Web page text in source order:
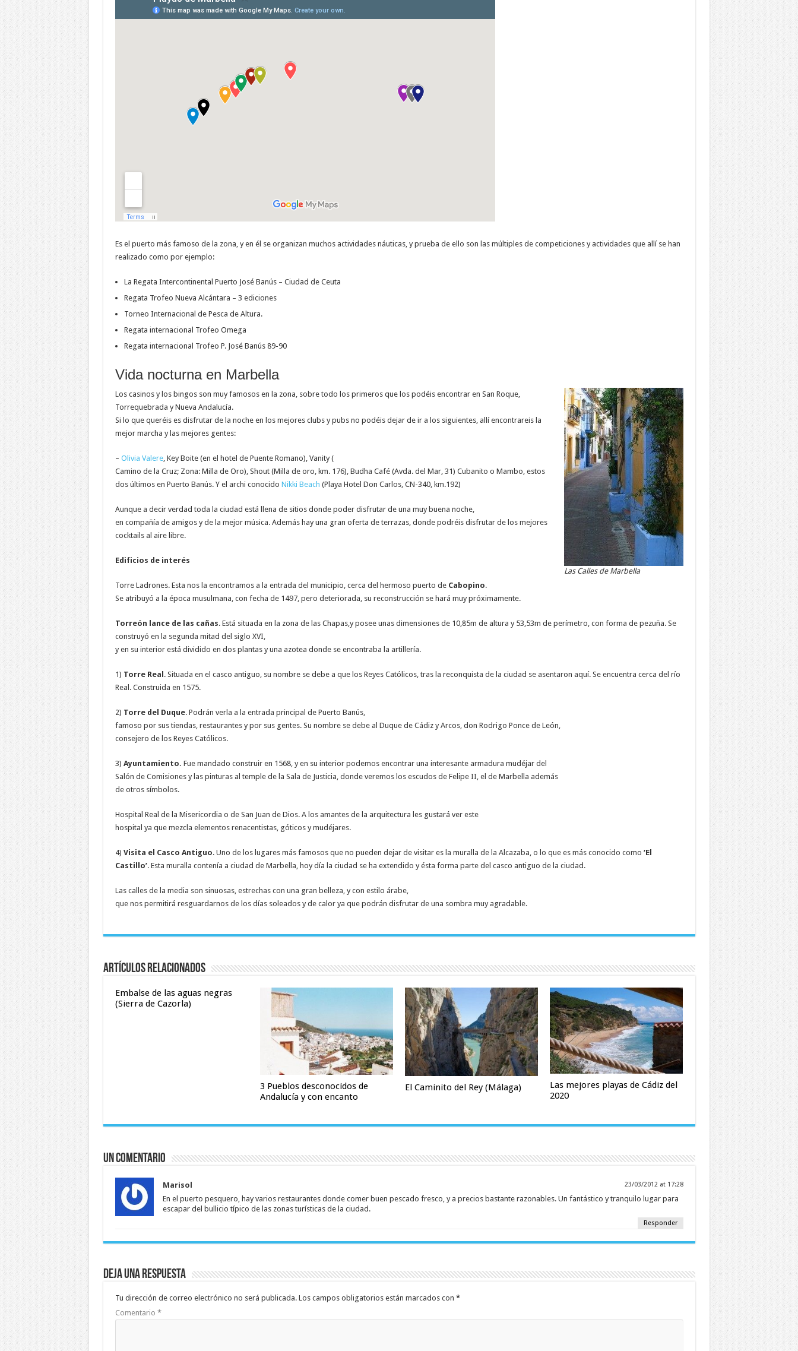
Es el puerto más famoso de la zona, y en él se organizan muchos actividades náuticas, y prueba de ello son las múltiples de competiciones y actividades que allí se han
realizado como por ejemplo:
La Regata Intercontinental Puerto José Banús – Ciudad de Ceuta
Regata Trofeo Nueva Alcántara – 3 ediciones
Torneo Internacional de Pesca de Altura.
Regata internacional Trofeo Omega
Regata internacional Trofeo P. José Banús 89-90
Vida nocturna en Marbella
Las Calles de Marbella
Los casinos y los bingos son muy famosos en la zona, sobre todo los primeros que los podéis encontrar en San Roque,
Torrequebrada y Nueva Andalucía.
Si lo que queréis es disfrutar de la noche en los mejores clubs y pubs no podéis dejar de ir a los siguientes, allí encontrareis la
mejor marcha y las mejores gentes:
– Olivia Valere, Key Boite (en el hotel de Puente Romano), Vanity (
Camino de la Cruz; Zona: Milla de Oro), Shout (Milla de oro, km. 176), Budha Café (Avda. del Mar, 31) Cubanito o Mambo, estos
dos últimos en Puerto Banús. Y el archi conocido Nikki Beach (Playa Hotel Don Carlos, CN-340, km.192)
Aunque a decir verdad toda la ciudad está llena de sitios donde poder disfrutar de una muy buena noche,
en compañía de amigos y de la mejor música. Además hay una gran oferta de terrazas, donde podréis disfrutar de los mejores
cocktails al aire libre.
Edificios de interés
Torre Ladrones. Esta nos la encontramos a la entrada del municipio, cerca del hermoso puerto de Cabopino.
Se atribuyó a la época musulmana, con fecha de 1497, pero deteriorada, su reconstrucción se hará muy próximamente.
Torreón lance de las cañas. Está situada en la zona de las Chapas,y posee unas dimensiones de 10,85m de altura y 53,53m de perímetro, con forma de pezuña. Se
construyó en la segunda mitad del siglo XVI,
y en su interior está dividido en dos plantas y una azotea donde se encontraba la artillería.
1) Torre Real . Situada en el casco antiguo, su nombre se debe a que los Reyes Católicos, tras la reconquista de la ciudad se asentaron aquí. Se encuentra cerca del río
Real. Construida en 1575.
2) Torre del Duque. Podrán verla a la entrada principal de Puerto Banús,
famoso por sus tiendas, restaurantes y por sus gentes. Su nombre se debe al Duque de Cádiz y Arcos, don Rodrigo Ponce de León,
consejero de los Reyes Católicos.
3) Ayuntamiento. Fue mandado construir en 1568, y en su interior podemos encontrar una interesante armadura mudéjar del
Salón de Comisiones y las pinturas al temple de la Sala de Justicia, donde veremos los escudos de Felipe II, el de Marbella además
de otros símbolos.
Hospital Real de la Misericordia o de San Juan de Dios. A los amantes de la arquitectura les gustará ver este
hospital ya que mezcla elementos renacentistas, góticos y mudéjares.
4) Visita el Casco Antiguo. Uno de los lugares más famosos que no pueden dejar de visitar es la muralla de la Alcazaba, o lo que es más conocido como ‘El
Castillo’. Esta muralla contenía a ciudad de Marbella, hoy día la ciudad se ha extendido y ésta forma parte del casco antiguo de la ciudad.
Las calles de la media son sinuosas, estrechas con una gran belleza, y con estilo árabe,
que nos permitirá resguardarnos de los días soleados y de calor ya que podrán disfrutar de una sombra muy agradable.
Artículos relacionados
Embalse de las aguas negras
(Sierra de Cazorla)
3 Pueblos desconocidos de
Andalucía y con encanto
El Caminito del Rey (Málaga)
Las mejores playas de Cádiz del
2020
Un comentario
Marisol 23/03/2012 at 17:28
En el puerto pesquero, hay varios restaurantes donde comer buen pescado fresco, y a precios bastante razonables. Un fantástico y tranquilo lugar para
escapar del bullicio típico de las zonas turísticas de la ciudad.
Responder
Deja una respuesta
Tu dirección de correo electrónico no será publicada. Los campos obligatorios están marcados con *
Comentario *